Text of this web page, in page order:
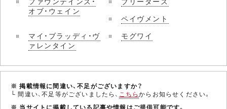
オブ・ウェイン
ペイヴメント
マイ・ブラッディ・ヴ
ァレンタイン
モグワイ
※ 掲載情報に間違い、不足がございますか？
└ 間違い、不足等がございましたら、 こちらからお知らせください。
※ 当サイトに掲載している記事や情報はご提供可能です。